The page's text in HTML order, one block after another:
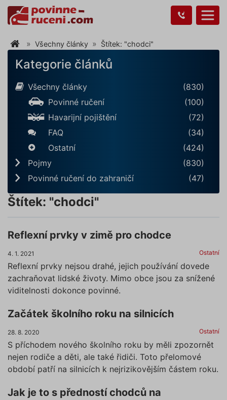
Všechny články Štítek: "chodci"
Kategorie článků
Všechny články
(830)
Povinné ručení
(100)
Havarijní pojištění
(72)
FAQ
(34)
Ostatní
(424)
Pojmy
(830)
Povinné ručení do zahraničí
(47)
Štítek: "chodci"
Reflexní prvky v zimě pro chodce
4. 1. 2021 Ostatní
Reflexní prvky nejsou drahé, jejich používání dovede
zachraňovat lidské životy. Mimo obce jsou za snížené
viditelnosti dokonce povinné.
Začátek školního roku na silnicích
28. 8. 2020 Ostatní
S příchodem nového školního roku by měli zpozornět
nejen rodiče a děti, ale také řidiči. Toto přelomové
období patří na silnicích k nejrizikovějším částem roku.
Jak je to s předností chodců na